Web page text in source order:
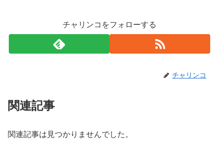
チャリンコをフォローする
チャリンコ
関連記事
関連記事は見つかりませんでした。